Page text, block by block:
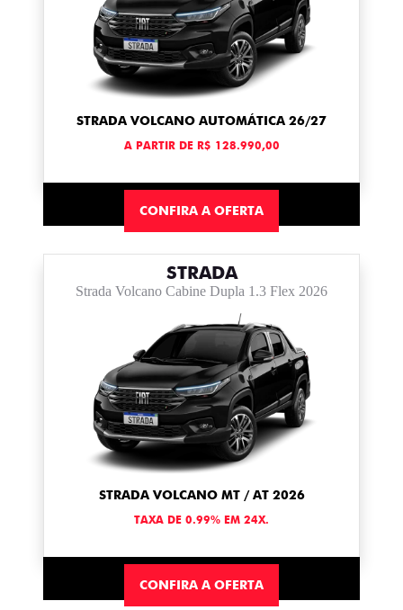
STRADA VOLCANO AUTOMÁTICA 26/27
A PARTIR DE R$ 128.990,00
CONFIRA A OFERTA
STRADA
Strada Volcano Cabine Dupla 1.3 Flex 2026
STRADA VOLCANO MT / AT 2026
TAXA DE 0.99% EM 24X.
CONFIRA A OFERTA